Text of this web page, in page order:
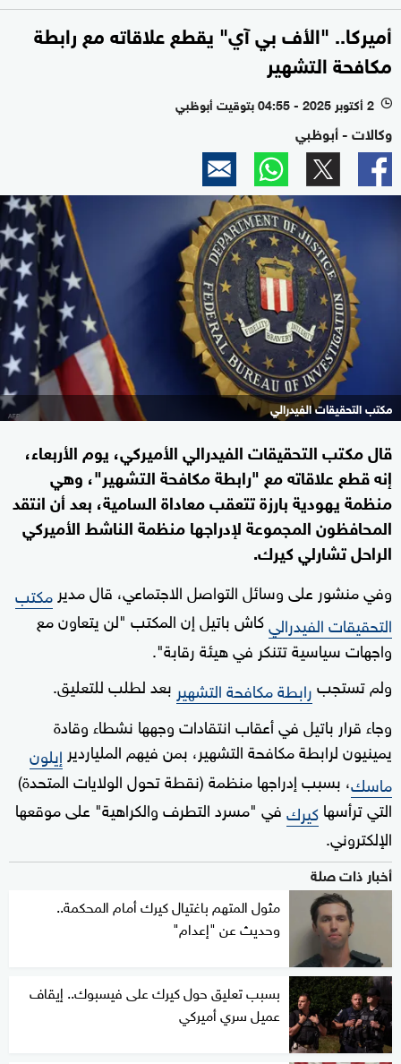
أميركا.. "الأف بي آي" يقطع علاقاته مع رابطة
مكافحة التشهير
l 2 أكتوبر 2025 - 04:55 بتوقيت أبوظبي
وكالات - أبوظبي
مكتب التحقيقات الفيدرالي
قال مكتب التحقيقات الفيدرالي الأميركي، يوم الأربعاء،
إنه قطع علاقاته مع "رابطة مكافحة التشهير"، وهي
منظمة يهودية بارزة تتعقب معاداة السامية، بعد أن انتقد
المحافظون المجموعة لإدراجها منظمة الناشط الأميركي
الراحل تشارلي كيرك.
وفي منشور على وسائل التواصل الاجتماعي، قال مدير مكتب
التحقيقات الفيدراليكاش باتيل إن المكتب "لن يتعاون مع
واجهات سياسية تتنكر في هيئة رقابة".
ولم تستجبرابطة مكافحة التشهير بعد لطلب للتعليق.
وجاء قرار باتيل في أعقاب انتقادات وجهها نشطاء وقادة
يمينيون لرابطة مكافحة التشهير، بمن فيهم الملياردير إيلون
ماسك، بسبب إدراجها منظمة (نقطة تحول الولايات المتحدة)
التي ترأسهاكيركفي "مسرد التطرف والكراهية" على موقعها
الإلكتروني.
أخبار ذات صلة
مثول المتهم باغتيال كيرك أمام المحكمة..
وحديث عن "إعدام"
بسبب تعليق حول كيرك على فيسبوك.. إيقاف
عميل سري أميركي